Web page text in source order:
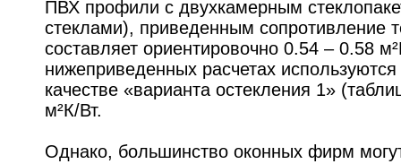
ПВХ профили с двухкамерным
стеклами), приведенным сопротивление
составляет ориентировочно 0.54 – 0.58
нижеприведенных расчетах используются
качестве «варианта остекления 1»
м²К/Вт.
Однако, большинство оконных фирм